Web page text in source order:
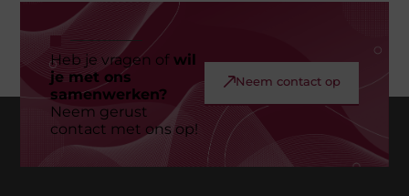
Heb je vragen ofwil
je met ons
samenwerken?
Neem gerust
contact met ons op!
Neem contact op